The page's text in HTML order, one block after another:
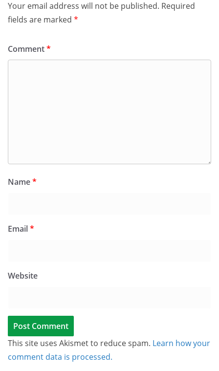
Your email address will not be published. Required
fields are marked *
Comment*
Name*
Email*
Website
This site uses Akismet to reduce spam. Learn how your
comment data is processed.